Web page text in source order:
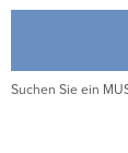
Suchen Sie ein